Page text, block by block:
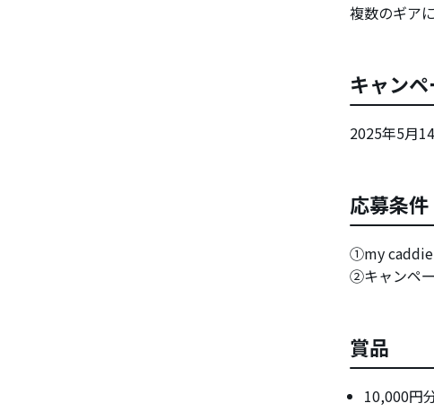
複数のギア
キャン
2025年5月
応募条件
①my caddie
②キャンペ
賞品
10,000円